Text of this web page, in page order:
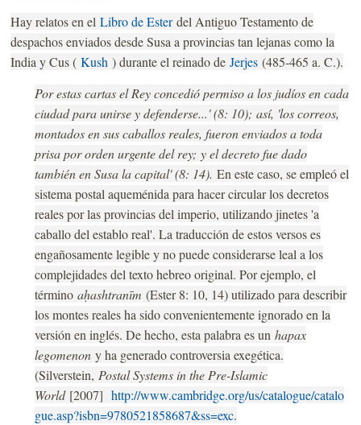
Hay relatos en elLibro de Esterdel Antiguo Testamento de
despachos enviados desde Susa a provincias tan lejanas como la
India y Cus (Kush ) durante el reinado deJerjes (485-465 a. C.).
Por estas cartas el Rey concedió permiso a los judíos en cada
ciudad para unirse y defenderse...' (8: 10);así, 'los correos,
montados en sus caballos reales, fueron enviados a toda
prisa por orden urgente del rey;y el decreto fue dado
también en Susa la capital' (8: 14).En este caso, se empleó el
sistema postal aqueménida para hacer circular los decretos
reales por las provincias del imperio, utilizando jinetes 'a
caballo del establo real'. La traducción de estos versos es
engañosamente legible y no puede considerarse leal a los
complejidades del texto hebreo original. Por ejemplo, el
términoaḥashtranīm(Ester 8: 10, 14) utilizado para describir
los montes reales ha sido convenientemente ignorado en la
versión en inglés. De hecho, esta palabra es unhapax
legomenon y ha generado controversia exegética.
(Silverstein, Postal Systems in the Pre-Islamic
World[2007]http://www.cambridge.org/us/catalogue/catalo
gue.asp?isbn=9780521858687&ss=exc.